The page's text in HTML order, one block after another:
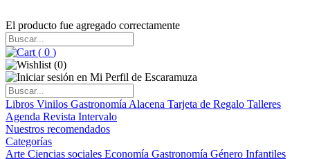
El producto fue agregado correctamente
( 0 )
(0)
Libros Vinilos Gastronomía Alacena Tarjeta de Regalo Talleres
Agenda Revista Intervalo
Nuestros recomendados
Categorías
Arte Ciencias sociales Economía Gastronomía Género Infantiles